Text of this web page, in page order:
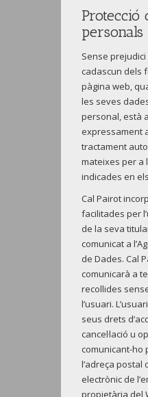
Protecció
personals
Sense
cadascun dels
pàgina web,
les seves
personal, està
expressament
tractament
mateixes per a
indicades en
Cal Pairot
facilitades per
de la seva
comunicat a
de Dades. Cal
comunicarà a
recollides
l’usuari.
seus drets
cancel·lació u
comunicant-ho
l’adreça postal
electrònic de
propietària del